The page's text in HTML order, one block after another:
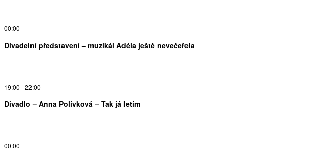
00:00
Divadelní představení – muzikál Adéla ještě nevečeřela
19:00 -22:00
Divadlo – Anna Polívková – Tak já letím
00:00